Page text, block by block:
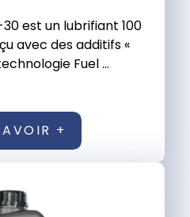
30 est un lubrifiant 100
avec des additifs «
Fuel ...
+